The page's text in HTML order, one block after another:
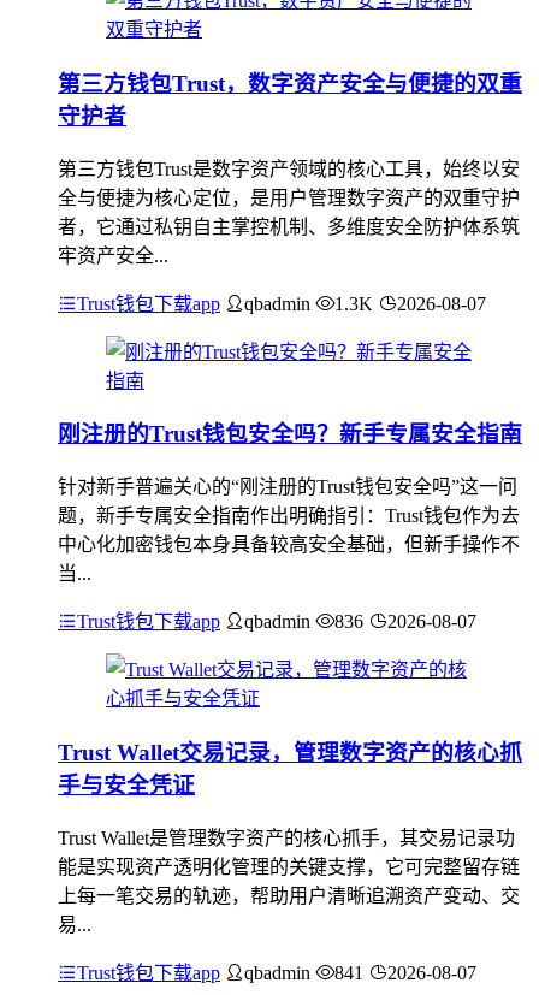
第三方钱包Trust，数字资产安全与便捷的双重
守护者
第三方钱包Trust是数字资产领域的核心工具，始终以安
全与便捷为核心定位，是用户管理数字资产的双重守护
者，它通过私钥自主掌控机制、多维度安全防护体系筑
牢资产安全...
Trust钱包下载app qbadmin 1.3K 2026-08-07
刚注册的Trust钱包安全吗？新手专属安全指南
针对新手普遍关心的“刚注册的Trust钱包安全吗”这一问
题，新手专属安全指南作出明确指引：Trust钱包作为去
中心化加密钱包本身具备较高安全基础，但新手操作不
当...
Trust钱包下载app qbadmin 836 2026-08-07
Trust Wallet交易记录，管理数字资产的核心抓
手与安全凭证
Trust Wallet是管理数字资产的核心抓手，其交易记录功
能是实现资产透明化管理的关键支撑，它可完整留存链
上每一笔交易的轨迹，帮助用户清晰追溯资产变动、交
易...
Trust钱包下载app qbadmin 841 2026-08-07